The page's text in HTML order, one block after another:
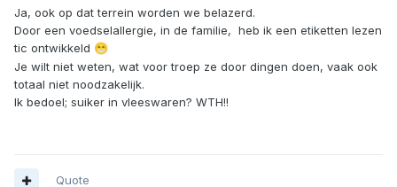
Ja, ook op dat terrein worden we belazerd.
Door een voedselallergie, in de familie, heb ik een etiketten lezen
tic ontwikkeld 😁
Je wilt niet weten, wat voor troep ze door dingen doen, vaak ook
totaal niet noodzakelijk.
Ik bedoel; suiker in vleeswaren? WTH!!
Quote